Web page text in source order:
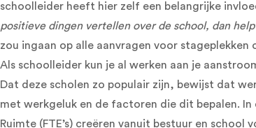
schoolleider heeft hier zelf een belangrijke
positieve dingen vertellen over de school, dan
zou ingaan op alle aanvragen voor stageplekken
Als schoolleider kun je al werken aan je
Dat deze scholen zo populair zijn, bewijst dat
met werkgeluk en de factoren die dit bepalen.
Ruimte (FTE’s) creëren vanuit bestuur en